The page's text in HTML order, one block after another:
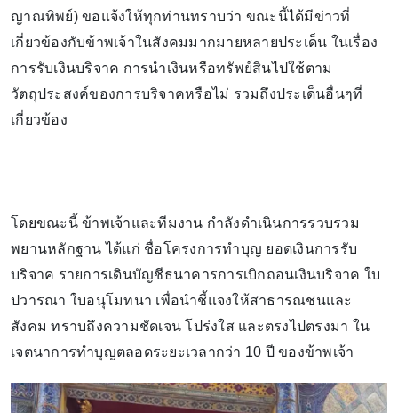
ญาณทิพย์) ขอแจ้งให้ทุกท่านทราบว่า ขณะนี้ได้มีข่าวที่
เกี่ยวข้องกับข้าพเจ้าในสังคมมากมายหลายประเด็น ในเรื่อง
การรับเงินบริจาค การนำเงินหรือทรัพย์สินไปใช้ตาม
วัตถุประสงค์ของการบริจาคหรือไม่ รวมถึงประเด็นอื่นๆที่
เกี่ยวข้อง
โดยขณะนี้ ข้าพเจ้าและทีมงาน กำลังดำเนินการรวบรวม
พยานหลักฐาน ได้แก่ ชื่อโครงการทำบุญ ยอดเงินการรับ
บริจาค รายการเดินบัญชีธนาคารการเบิกถอนเงินบริจาค ใบ
ปวารณา ใบอนุโมทนา เพื่อนำชี้แจงให้สาธารณชนและ
สังคม ทราบถึงความชัดเจน โปร่งใส และตรงไปตรงมา ใน
เจตนาการทำบุญตลอดระยะเวลากว่า 10 ปี ของข้าพเจ้า